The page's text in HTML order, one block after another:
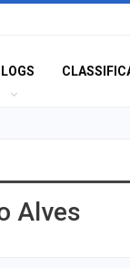
Alves